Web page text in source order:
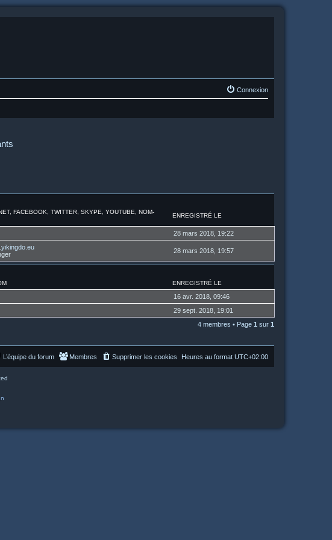
Connexion
FACEBOOK, TWITTER, SKYPE, YOUTUBE, NOM-
ENREGISTRÉ LE
28 mars 2018, 19:22
28 mars 2018, 19:57
ENREGISTRÉ LE
16 avr. 2018, 09:46
29 sept. 2018, 19:01
4 membres • Page 1 sur 1
Heures au format UTC+02:00
Supprimer les cookies
Membres
L’équipe du forum